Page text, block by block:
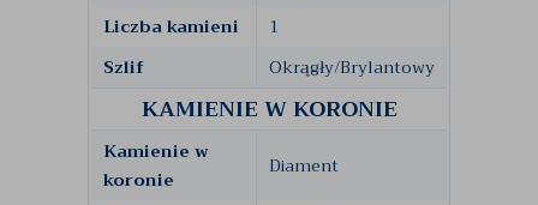
Liczba kamieni
1
Szlif
Okrągły/Brylantowy
KAMIENIE W KORONIE
Kamienie w
koronie
Diament